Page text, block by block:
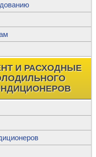
И РАСХОДНЫЕ